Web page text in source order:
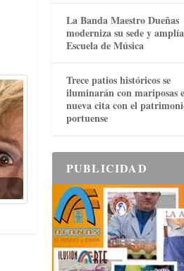
La Banda Maestro Dueñas
moderniza su sede y
Escuela de Música
Trece patios históricos se
iluminarán con mariposas
nueva cita con el
portuense
PUBLICIDAD